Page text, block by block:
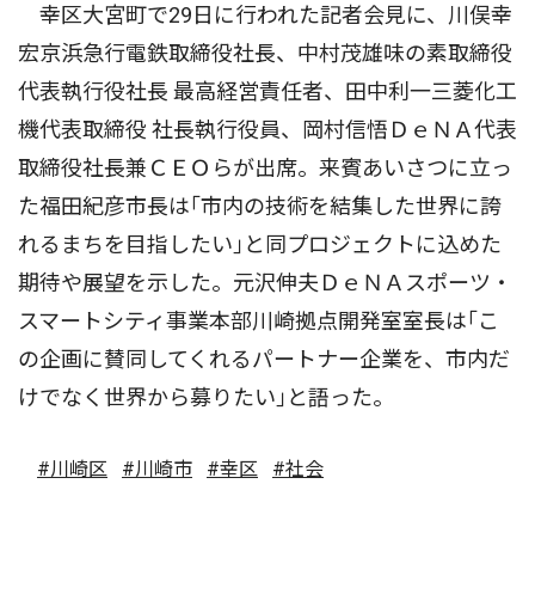
幸区大宮町で29日に行われた記者会見に、川俣幸
宏京浜急行電鉄取締役社長、中村茂雄味の素取締役
代表執行役社長 最高経営責任者、田中利一三菱化工
機代表取締役 社長執行役員、岡村信悟ＤｅＮＡ代表
取締役社長兼ＣＥＯらが出席。来賓あいさつに立っ
た福田紀彦市長は｢市内の技術を結集した世界に誇
れるまちを目指したい｣と同プロジェクトに込めた
期待や展望を示した。元沢伸夫ＤｅＮＡスポーツ・
スマートシティ事業本部川崎拠点開発室室長は｢こ
の企画に賛同してくれるパートナー企業を、市内だ
けでなく世界から募りたい｣と語った。
#川崎区 #川崎市 #幸区 #社会